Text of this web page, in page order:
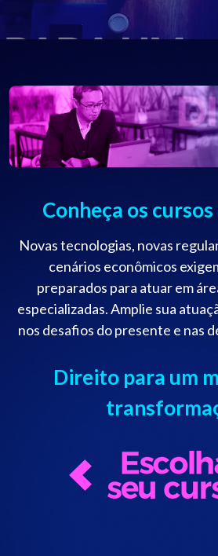
Conheça os
Novas tecnologias, novas
cenários econômicos
preparados para atuar em
especializadas. Amplie sua
nos desafios do presente e nas
Direito para um